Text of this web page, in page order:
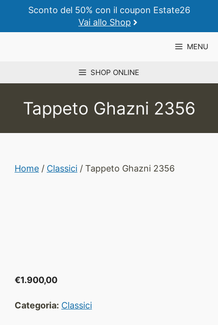
contenuto
Sconto del 50% con il coupon Estate26
Vai allo Shop
MENU
SHOP ONLINE
Tappeto Ghazni 2356
Home / Classici / Tappeto Ghazni 2356
€1.900,00
Categoria: Classici